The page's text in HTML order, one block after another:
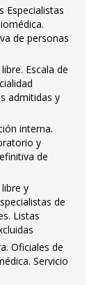
Especialistas
de personas
Escala de
admitidas y
interna.
y
de
y
de
Listas
Oficiales de
Servicio